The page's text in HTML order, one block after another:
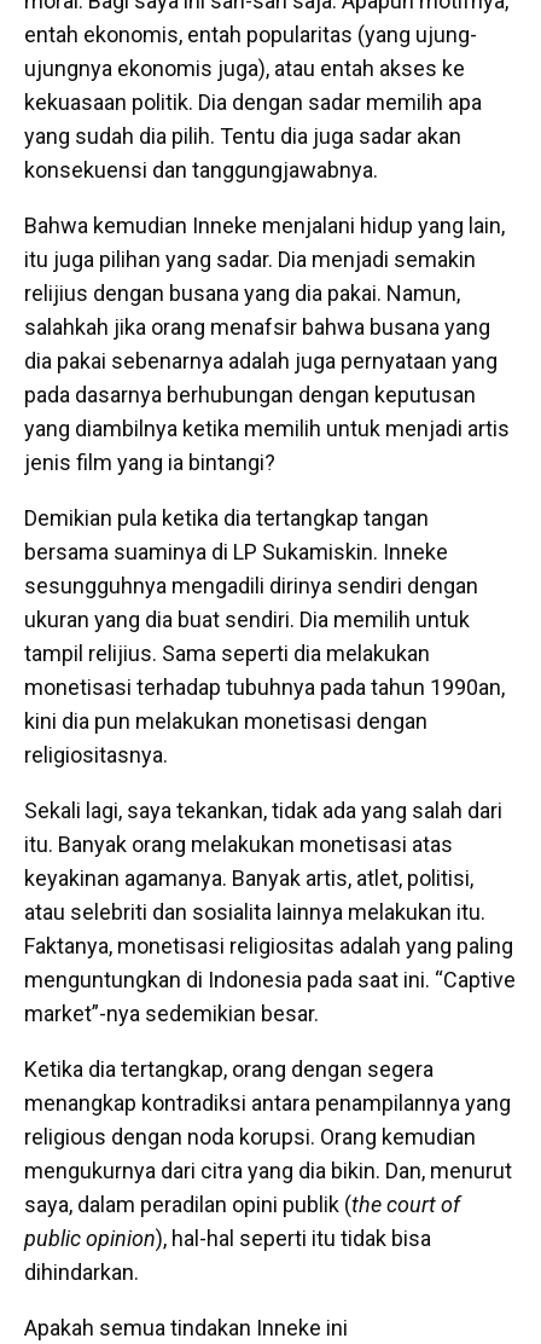
entah ekonomis, entah popularitas (yang ujung-
ujungnya ekonomis juga), atau entah akses ke
kekuasaan politik. Dia dengan sadar memilih apa
yang sudah dia pilih. Tentu dia juga sadar akan
konsekuensi dan tanggungjawabnya.
Bahwa kemudian Inneke menjalani hidup yang lain,
itu juga pilihan yang sadar. Dia menjadi semakin
relijius dengan busana yang dia pakai. Namun,
salahkah jika orang menafsir bahwa busana yang
dia pakai sebenarnya adalah juga pernyataan yang
pada dasarnya berhubungan dengan keputusan
yang diambilnya ketika memilih untuk menjadi artis
jenis film yang ia bintangi?
Demikian pula ketika dia tertangkap tangan
bersama suaminya di LP Sukamiskin. Inneke
sesungguhnya mengadili dirinya sendiri dengan
ukuran yang dia buat sendiri. Dia memilih untuk
tampil relijius. Sama seperti dia melakukan
monetisasi terhadap tubuhnya pada tahun 1990an,
kini dia pun melakukan monetisasi dengan
religiositasnya.
Sekali lagi, saya tekankan, tidak ada yang salah dari
itu. Banyak orang melakukan monetisasi atas
keyakinan agamanya. Banyak artis, atlet, politisi,
atau selebriti dan sosialita lainnya melakukan itu.
Faktanya, monetisasi religiositas adalah yang paling
menguntungkan di Indonesia pada saat ini. “Captive
market”-nya sedemikian besar.
Ketika dia tertangkap, orang dengan segera
menangkap kontradiksi antara penampilannya yang
religious dengan noda korupsi. Orang kemudian
mengukurnya dari citra yang dia bikin. Dan, menurut
saya, dalam peradilan opini publik (the court of
public opinion), hal-hal seperti itu tidak bisa
dihindarkan.
Apakah semua tindakan Inneke ini